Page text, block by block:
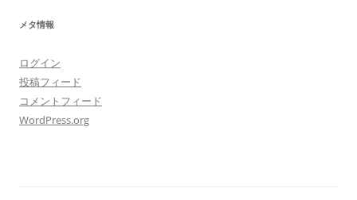
メタ情報
ログイン
投稿フィード
コメントフィード
WordPress.org